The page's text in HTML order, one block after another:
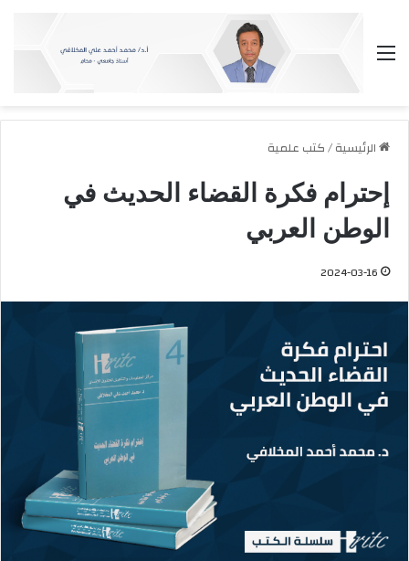
القائمة
الرئيسية/كتب علمية
إحترام فكرة القضاء الحديث في
الوطن العربي
2024-03-16